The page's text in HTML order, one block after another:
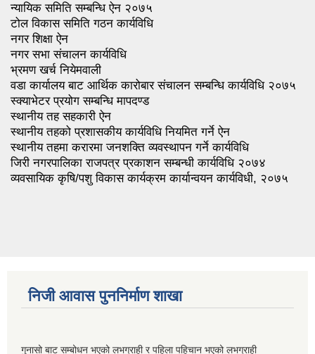
न्यायिक समिति सम्बन्धि ऐन २०७५
टोल विकास समिति गठन कार्यविधि
नगर शिक्षा ऐन
नगर सभा संचालन कार्यविधि
भ्रमण खर्च नियेमवाली
वडा कार्यालय बाट आर्थिक कारोबार संचालन सम्बन्धि कार्यविधि २०७५
स्क्याभेटर प्रयोग सम्बन्धि मापदण्ड
स्थानीय तह सहकारी ऐन
स्थानीय तहको प्रशासकीय कार्यविधि नियमित गर्ने ऐन
स्थानीय तहमा करारमा जनशक्ति व्यवस्थापन गर्ने कार्यविधि
जिरी नगरपालिका राजपत्र प्रकाशन सम्बन्धी कार्यविधि २०७४
व्यवसायिक कृषि/पशु विकास कार्यक्रम कार्यान्वयन कार्यविधी, २०७५
निजी आवास पुननिर्माण शाखा
गुनासो बाट सम्बोधन भएको लभग्राही र पहिला पहिचान भएको लभग्राही